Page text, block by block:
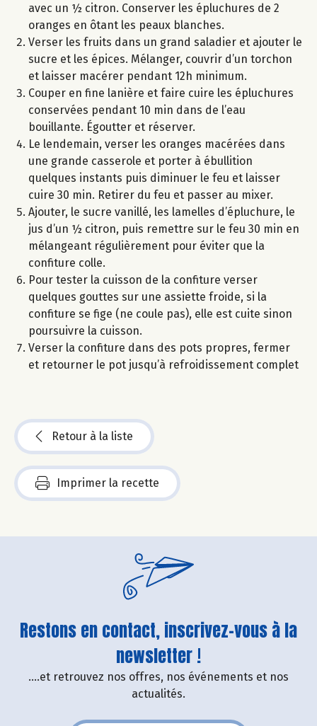
avec un ½ citron. Conserver les épluchures de 2
oranges en ôtant les peaux blanches.
Verser les fruits dans un grand saladier et ajouter le
sucre et les épices. Mélanger, couvrir d’un torchon
et laisser macérer pendant 12h minimum.
Couper en fine lanière et faire cuire les épluchures
conservées pendant 10 min dans de l’eau
bouillante. Égoutter et réserver.
Le lendemain, verser les oranges macérées dans
une grande casserole et porter à ébullition
quelques instants puis diminuer le feu et laisser
cuire 30 min. Retirer du feu et passer au mixer.
Ajouter, le sucre vanillé, les lamelles d’épluchure, le
jus d’un ½ citron, puis remettre sur le feu 30 min en
mélangeant régulièrement pour éviter que la
confiture colle.
Pour tester la cuisson de la confiture verser
quelques gouttes sur une assiette froide, si la
confiture se fige (ne coule pas), elle est cuite sinon
poursuivre la cuisson.
Verser la confiture dans des pots propres, fermer
et retourner le pot jusqu’à refroidissement complet
Retour à la liste
Imprimer la recette
Restons en contact, inscrivez-vous à la
newsletter !
....et retrouvez nos offres, nos événements et nos
actualités.